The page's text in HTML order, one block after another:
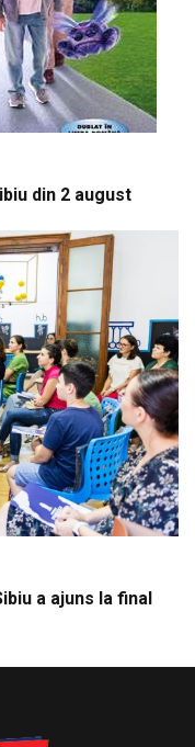
din 2 august
a ajuns la final